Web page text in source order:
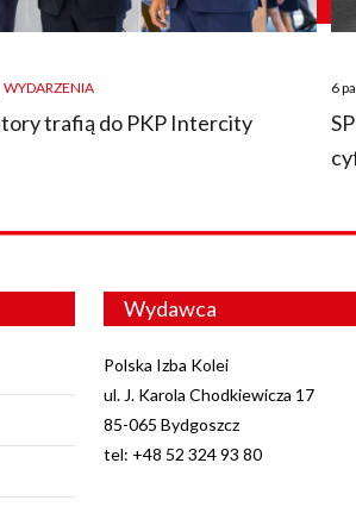
WYDARZENIA
trafią do PKP Intercity
on
6
Wydawca
Polska Izba Kolei
ul. J. Karola Chodkiewicza 17
85-065 Bydgoszcz
tel: +48 52 324 93 80